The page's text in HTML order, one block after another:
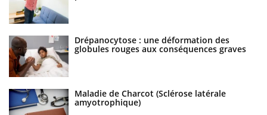
Drépanocytose : une déformation des
globules rouges aux conséquences graves
Maladie de Charcot (Sclérose latérale
amyotrophique)